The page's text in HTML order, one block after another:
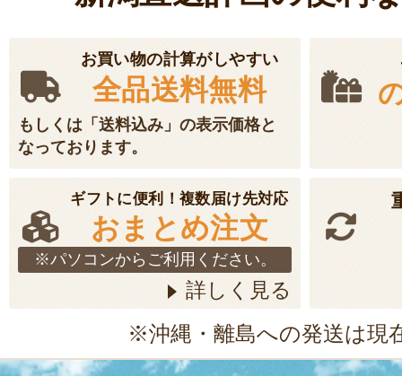
お買い物の計算がしやすい
全品送料無料
もしくは「送料込み」の表示価格と
なっております。
ギフトに便利！複数届け先対応
おまとめ注文
※パソコンからご利用ください。
詳しく見る
※沖縄・離島への発送は現